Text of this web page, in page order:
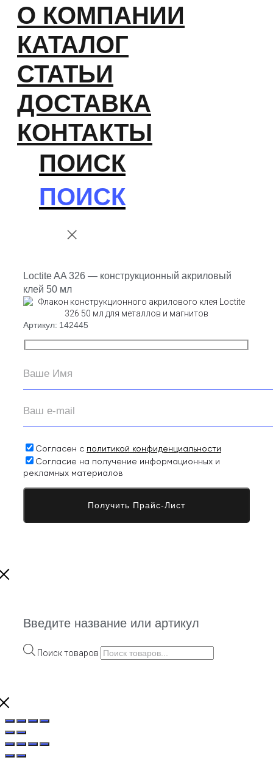
О КОМПАНИИ
КАТАЛОГ
СТАТЬИ
ДОСТАВКА
КОНТАКТЫ
ПОИСК
ПОИСК
Loctite AA 326 — конструкционный акриловый
клей 50 мл
Артикул: 142445
Согласен с политикой конфиденциальности
Согласие на получение информационных и
рекламных материалов
Введите название или артикул
Поиск товаров